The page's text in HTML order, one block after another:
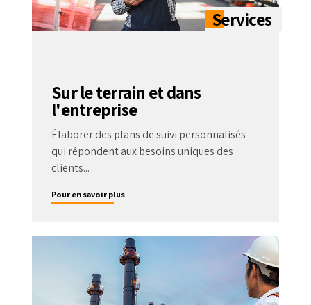
Sur le terrain et dans
l'entreprise
Élaborer des plans de suivi personnalisés
qui répondent aux besoins uniques des
clients...
Pour en savoir plus